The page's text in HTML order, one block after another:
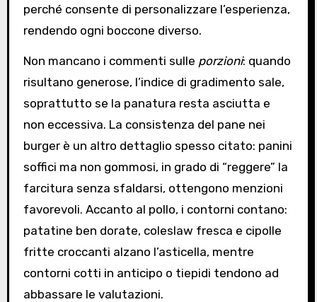
perché consente di personalizzare l’esperienza,
rendendo ogni boccone diverso.
Non mancano i commenti sulle porzioni: quando
risultano generose, l’indice di gradimento sale,
soprattutto se la panatura resta asciutta e
non eccessiva. La consistenza del pane nei
burger è un altro dettaglio spesso citato: panini
soffici ma non gommosi, in grado di “reggere” la
farcitura senza sfaldarsi, ottengono menzioni
favorevoli. Accanto al pollo, i contorni contano:
patatine ben dorate, coleslaw fresca e cipolle
fritte croccanti alzano l’asticella, mentre
contorni cotti in anticipo o tiepidi tendono ad
abbassare le valutazioni.